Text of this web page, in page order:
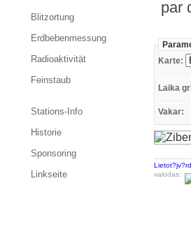
par
Karte:
Laika
Vakar:
valodas:
Blitzortung
Erdbebenmessung
Radioaktivität
Feinstaub
Stations-Info
Historie
Sponsoring
Linkseite